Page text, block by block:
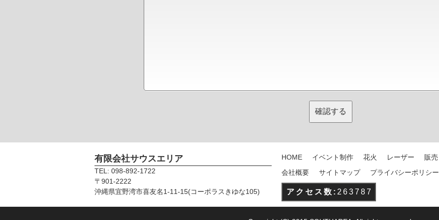
有限会社サウスエリア
TEL: 098-892-1722
〒901-2222
沖縄県宜野湾市喜友名1-11-15(コーポラスきゆな105)
HOME イベント制作 花火 レーザー 販売
会社概要
サイトマップ プライバシーポリシー
アクセス数: 263787